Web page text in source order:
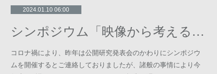
2024.01.10 06:00
シンポジウム「映像から考える沖縄・久高島のイザイホー」
コロナ禍により、昨年は公開研究発表会のかわりにシンポジウ
ムを開催するとご連絡しておりましたが、諸般の事情により今